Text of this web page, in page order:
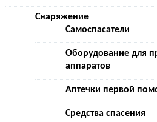
Снаряжение
Самоспасатели
Оборудование для
аппаратов
Аптечки первой
Средства спасения